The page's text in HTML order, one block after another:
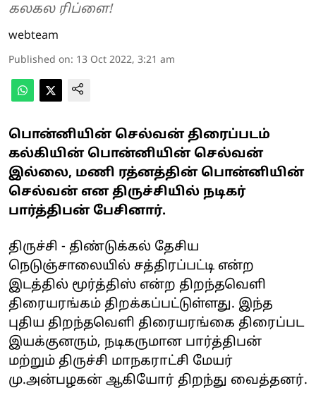
கலகல ரிப்ளை!
webteam
Published on: 13 Oct 2022, 3:21 am
பொன்னியின் செல்வன் திரைப்படம்
கல்கியின் பொன்னியின் செல்வன்
இல்லை, மணி ரத்னத்தின் பொன்னியின்
செல்வன் என திருச்சியில் நடிகர்
பார்த்திபன் பேசினார்.
திருச்சி - திண்டுக்கல் தேசிய
நெடுஞ்சாலையில் சத்திரப்பட்டி என்ற
இடத்தில் மூர்த்திஸ் என்ற திறந்தவெளி
திரையரங்கம் திறக்கப்பட்டுள்ளது. இந்த
புதிய திறந்தவெளி திரையரங்கை திரைப்பட
இயக்குனரும், நடிகருமான பார்த்திபன்
மற்றும் திருச்சி மாநகராட்சி மேயர்
மு.அன்பழகன் ஆகியோர் திறந்து வைத்தனர்.